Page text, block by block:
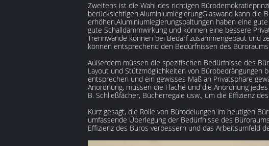
Zweitens ist die Wahl des richtigen
berücksichtigen.AluminiumlegierungGlaswand kann
erhöhen.Aluminiumlegierungspaltungen haben eine
gute Schalldämmwirkung und können eine bessere
Trennwände können bei Bedarf zusammengebaut und
können entsprechend den Bedürfnissen des
Außerdem müssen die spezifischen Bedürfnisse des
Layout und Stützmöglichkeiten von
entsprechen und ein gewisses Maß an Privatsphäre
Anordnung, müssen die Fläche und die Anordnung
B. Schließfächer, Bücherregale usw., um die Effizienz
Kurz gesagt, die Rolle von Bürodelungen im heutigen
umfassende Überlegung der Bedürfnisse des
Effizienz des Büros verbessern und das Arbeitsumfeld